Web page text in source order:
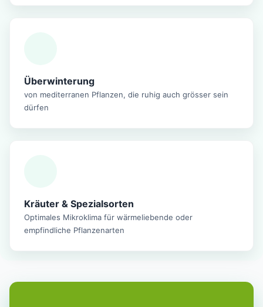
Überwinterung
von mediterranen Pflanzen, die ruhig auch grösser sein
dürfen
Kräuter & Spezialsorten
Optimales Mikroklima für wärmeliebende oder
empfindliche Pflanzenarten